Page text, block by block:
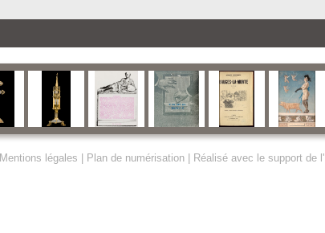
Mentions légales Plan de numérisation| Réalisé avec le support de l'